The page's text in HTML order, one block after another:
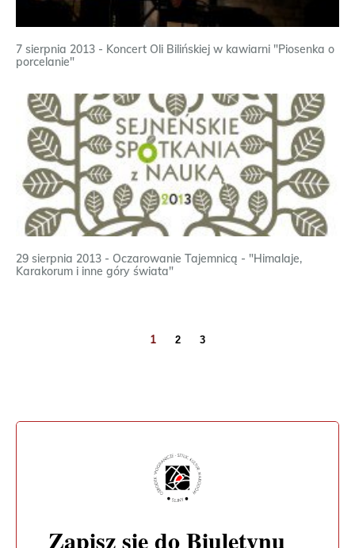
7 sierpnia 2013 - Koncert Oli Bilińskiej w kawiarni "Piosenka o
porcelanie"
29 sierpnia 2013 - Oczarowanie Tajemnicą - "Himalaje,
Karakorum i inne góry świata"
1 2 3